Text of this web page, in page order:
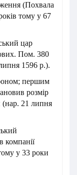
(Похвала
тому у 67
цар
Пом. 380
1596 р.).
першим
розмір
(нар. 21 липня
компанії
у 33 роки